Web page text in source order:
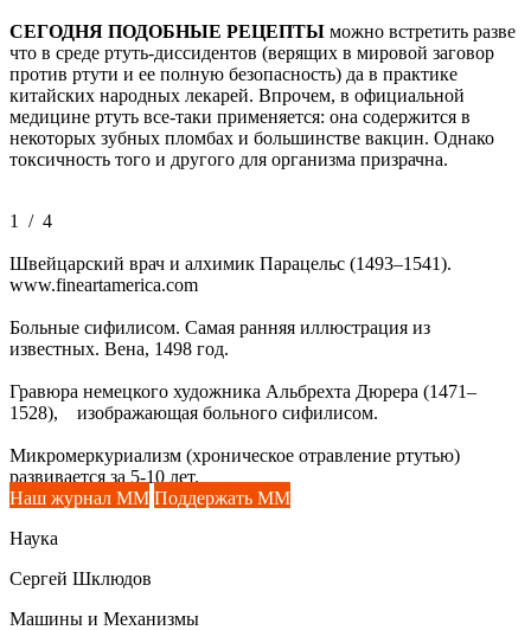
СЕГОДНЯ ПОДОБНЫЕ РЕЦЕПТЫ можно встретить разве
что в среде ртуть-диссидентов (верящих в мировой заговор
против ртути и ее полную безопасность) да в практике
китайских народных лекарей. Впрочем, в официальной
медицине ртуть все-таки применяется: она содержится в
некоторых зубных пломбах и большинстве вакцин. Однако
токсичность того и другого для организма призрачна.
1 / 4
Швейцарский врач и алхимик Парацельс (1493–1541).
www.fineartamerica.com
Больные сифилисом. Самая ранняя иллюстрация из
известных. Вена, 1498 год.
Гравюра немецкого художника Альбрехта Дюрера (1471–
1528), изображающая больного сифилисом.
Микромеркуриализм (хроническое отравление ртутью)
развивается за 5-10 лет.
Наш журнал ММ Поддержать ММ
Наука
Сергей Шклюдов
Машины и Механизмы